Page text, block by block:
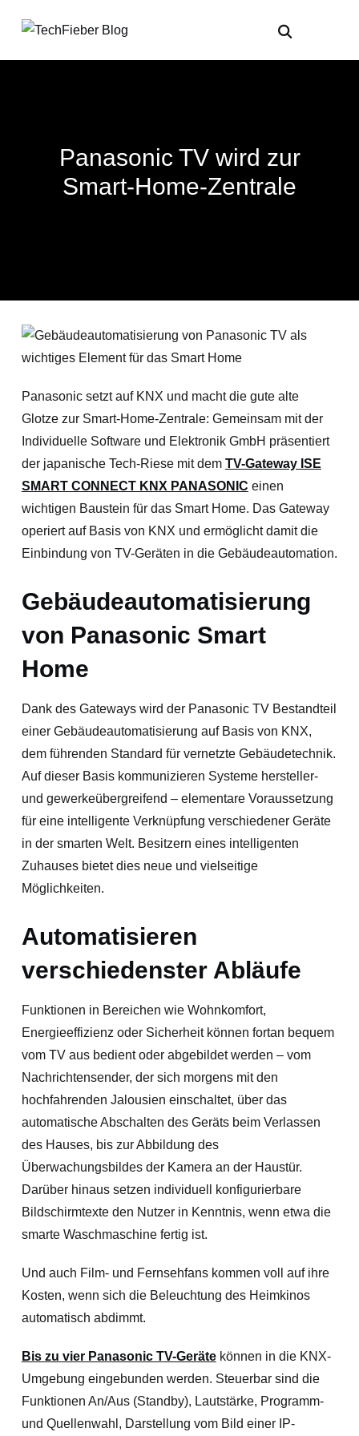
Panasonic TV wird zur
Smart-Home-Zentrale
Panasonic setzt auf KNX und macht die gute alte
Glotze zur Smart-Home-Zentrale: Gemeinsam mit der
Individuelle Software und Elektronik GmbH präsentiert
der japanische Tech-Riese mit dem TV-Gateway ISE
SMART CONNECT KNX PANASONIC einen
wichtigen Baustein für das Smart Home. Das Gateway
operiert auf Basis von KNX und ermöglicht damit die
Einbindung von TV-Geräten in die Gebäudeautomation.
Gebäudeautomatisierung
von Panasonic Smart
Home
Dank des Gateways wird der Panasonic TV Bestandteil
einer Gebäudeautomatisierung auf Basis von KNX,
dem führenden Standard für vernetzte Gebäudetechnik.
Auf dieser Basis kommunizieren Systeme hersteller-
und gewerkeübergreifend – elementare Voraussetzung
für eine intelligente Verknüpfung verschiedener Geräte
in der smarten Welt. Besitzern eines intelligenten
Zuhauses bietet dies neue und vielseitige
Möglichkeiten.
Automatisieren
verschiedenster Abläufe
Funktionen in Bereichen wie Wohnkomfort,
Energieeffizienz oder Sicherheit können fortan bequem
vom TV aus bedient oder abgebildet werden – vom
Nachrichtensender, der sich morgens mit den
hochfahrenden Jalousien einschaltet, über das
automatische Abschalten des Geräts beim Verlassen
des Hauses, bis zur Abbildung des
Überwachungsbildes der Kamera an der Haustür.
Darüber hinaus setzen individuell konfigurierbare
Bildschirmtexte den Nutzer in Kenntnis, wenn etwa die
smarte Waschmaschine fertig ist.
Und auch Film- und Fernsehfans kommen voll auf ihre
Kosten, wenn sich die Beleuchtung des Heimkinos
automatisch abdimmt.
Bis zu vier Panasonic TV-Gerätekönnen in die KNX-
Umgebung eingebunden werden. Steuerbar sind die
Funktionen An/Aus (Standby), Lautstärke, Programm-
und Quellenwahl, Darstellung vom Bild einer IP-